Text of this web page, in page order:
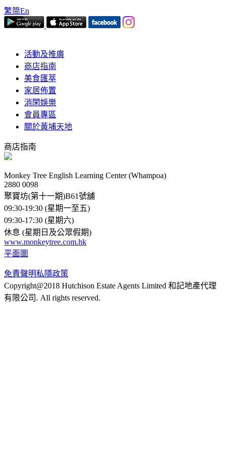
繁简En
活動及推廣
商店指南
美食匯萃
家居佈置
消閑娛樂
會員專區
關於黃埔天地
商店指南
Monkey Tree English Learning Center (Whampoa)
2880 0098
聚寶坊(第十一期)B61號舖
09:30-19:30 (星期一至五)
09:30-17:30 (星期六)
休息 (星期日及公眾假期)
www.monkeytree.com.hk
平面圖
免責聲明私隱政策
Copyright@2018 Hutchison Estate Agents Limited 和記地產代理
有限公司. All rights reserved.